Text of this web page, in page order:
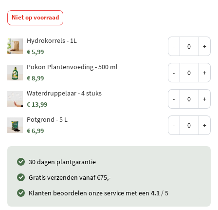
Niet op voorraad
Hydrokorrels - 1L
€ 5,99
- +
Pokon Plantenvoeding - 500 ml
€ 8,99
- +
Waterdruppelaar - 4 stuks
€ 13,99
- +
Potgrond - 5 L
€ 6,99
- +
30 dagen plantgarantie
Gratis verzenden vanaf €75,-
Klanten beoordelen onze service met een4.1 / 5